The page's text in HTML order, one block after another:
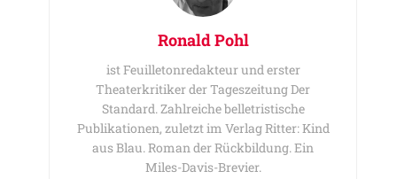
Ronald Pohl
ist Feuilletonredakteur und erster
Theaterkritiker der Tageszeitung Der
Standard. Zahlreiche belletristische
Publikationen, zuletzt im Verlag Ritter: Kind
aus Blau. Roman der Rückbildung. Ein
Miles-Davis-Brevier.